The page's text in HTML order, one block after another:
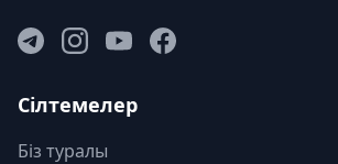
Сілтемелер
Біз туралы